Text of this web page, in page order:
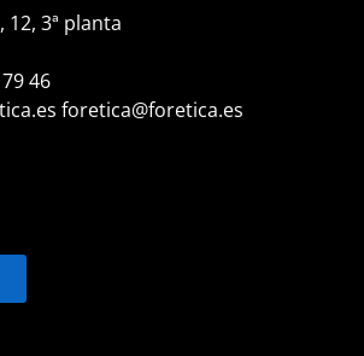
12, 3ª planta
46
foretica@foretica.es